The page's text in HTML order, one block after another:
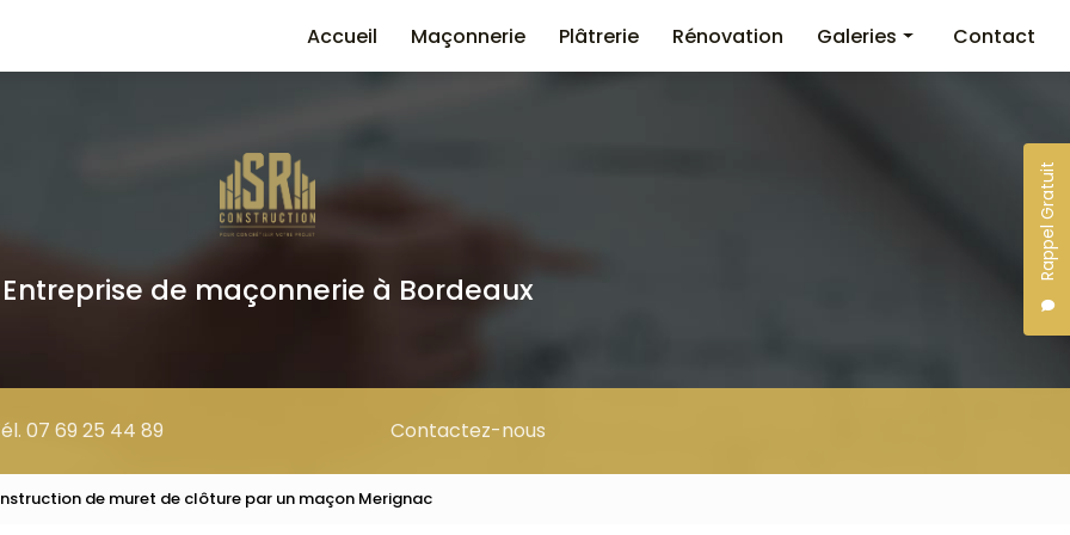
Rappel Gratuit
Accueil
Maçonnerie Plâtrerie Rénovation Galeries Contact
Entreprise de maçonnerie à Bordeaux
07 69 25 44 89 Contactez-nous
de muret de clôture par un maçon Merignac